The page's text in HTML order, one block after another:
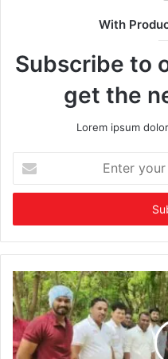
With
Subscribe to
get the
Lorem ipsum
your
Email